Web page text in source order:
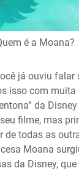
é a Moana?
já ouviu falar
isso com muita
da
filme, mas
de todas as
Moana
da Disney, que